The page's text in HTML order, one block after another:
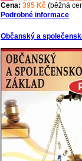
Cena: 395 Kč (běžná
Podrobné informace
Občanský a